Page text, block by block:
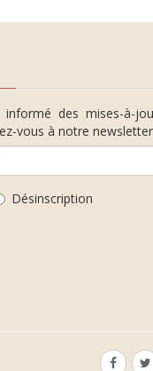
des mises-à-
vous à notre
Désinscription